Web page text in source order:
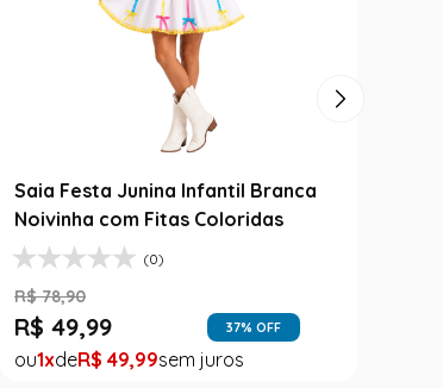
Saia Festa Junina Infantil Branca
Noivinha com Fitas Coloridas
(0)
R$ 78,90
R$ 49,99 37% OFF
1 R$ 49,99